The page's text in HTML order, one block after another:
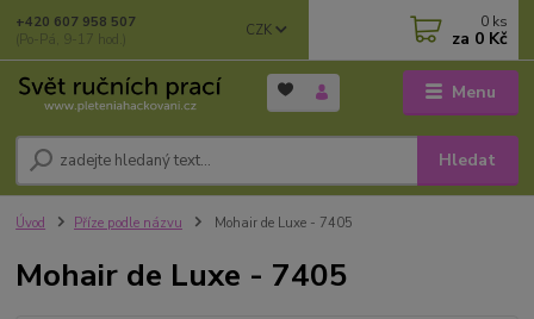
Menu
CZK
Hledat
+420 607 958 507
(Po-Pá, 9-17 hod.)
0 ks
za 0 Kč
Úvod Příze podle názvu Mohair de Luxe - 7405
Mohair de Luxe - 7405